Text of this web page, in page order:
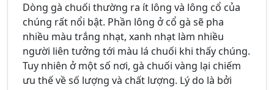
Dòng gà chuối thường ra ít lông và lông cổ của
chúng rất nổi bật. Phần lông ở cổ gà sẽ pha
nhiều màu trắng nhạt, xanh nhạt làm nhiều
người liên tưởng tới màu lá chuối khi thấy chúng.
Tuy nhiên ở một số nơi, gà chuối vàng lại chiếm
ưu thế về số lượng và chất lượng. Lý do là bởi